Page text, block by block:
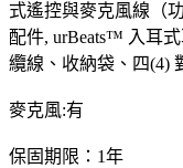
式遙控與麥克風線（
配件, urBeats™ 入耳
纜線、收納袋、四(4)
麥克風:有
保固期限：1年